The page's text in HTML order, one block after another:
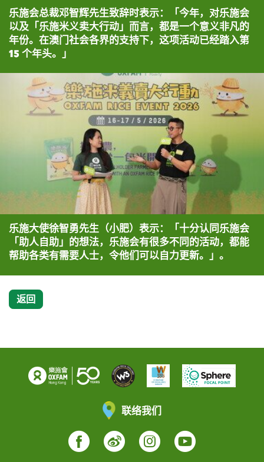
乐施会总裁邓智辉先生致辞时表示：「今年，对乐施会
以及「乐施米义卖大行动」而言，都是一个意义非凡的
年份。在澳门社会各界的支持下，这项活动已经踏入第
15 个年头。」
乐施大使徐智勇先生（小肥）表示：「十分认同乐施会
「助人自助」的想法，乐施会有很多不同的活动，都能
帮助各类有需要人士，令他们可以自力更新。」。
返回
联络我们